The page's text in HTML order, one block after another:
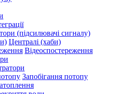
(підсилювачі сигналу)
Централі (хаби)
Відеоспостереження
Запобігання потопу